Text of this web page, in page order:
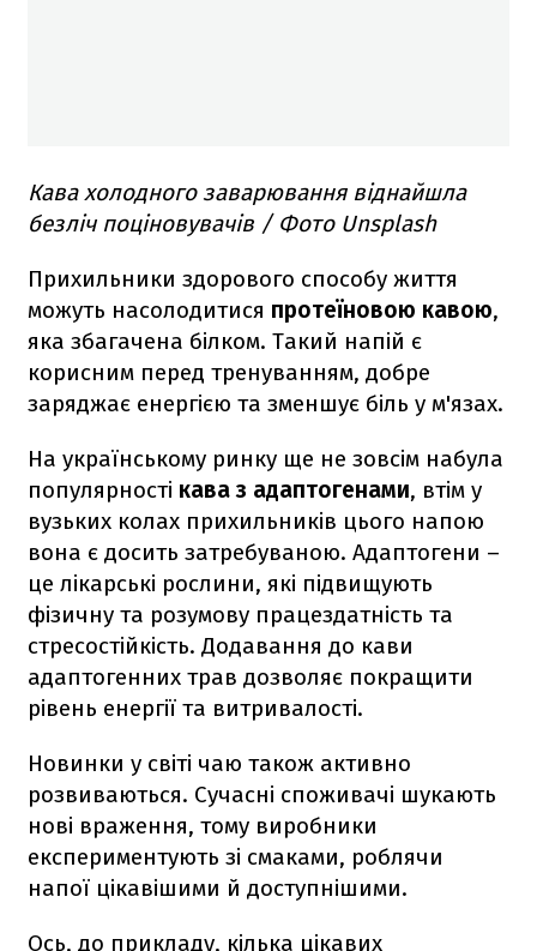
Кава холодного заварювання віднайшла
безліч поціновувачів / Фото Unsplash
Прихильники здорового способу життя
можуть насолодитися протеїновою кавою,
яка збагачена білком. Такий напій є
корисним перед тренуванням, добре
заряджає енергією та зменшує біль у м'язах.
На українському ринку ще не зовсім набула
популярності кава з адаптогенами, втім у
вузьких колах прихильників цього напою
вона є досить затребуваною. Адаптогени –
це лікарські рослини, які підвищують
фізичну та розумову працездатність та
стресостійкість. Додавання до кави
адаптогенних трав дозволяє покращити
рівень енергії та витривалості.
Новинки у світі чаю також активно
розвиваються. Сучасні споживачі шукають
нові враження, тому виробники
експериментують зі смаками, роблячи
напої цікавішими й доступнішими.
Ось, до прикладу, кілька цікавих